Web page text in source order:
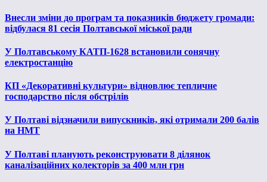
Внесли зміни до програм та показників бюджету громади:
відбулася 81 сесія Полтавської міської ради
У Полтавському КАТП-1628 встановили сонячну
електростанцію
КП «Декоративні культури» відновлює тепличне
господарство після обстрілів
У Полтаві відзначили випускників, які отримали 200 балів
на НМТ
У Полтаві планують реконструювати 8 ділянок
каналізаційних колекторів за 400 млн грн